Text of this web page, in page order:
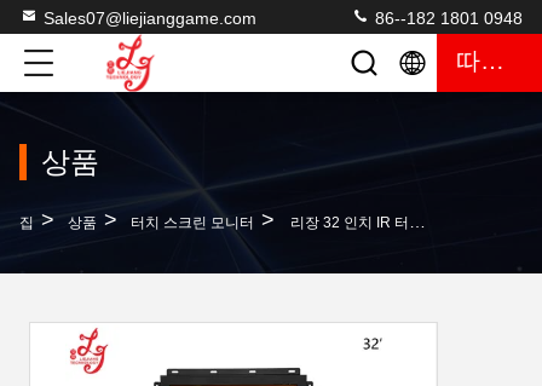
Sales07@liejianggame.com 86--182 1801 0948
따옴표
상품
집 > 상품 > 터치 스크린 모니터 > 리장 32 인치 IR 터치 스크린 주도하는 패널 스크린 게임은 수직식 채 기술 게임기를 모니터링합니다